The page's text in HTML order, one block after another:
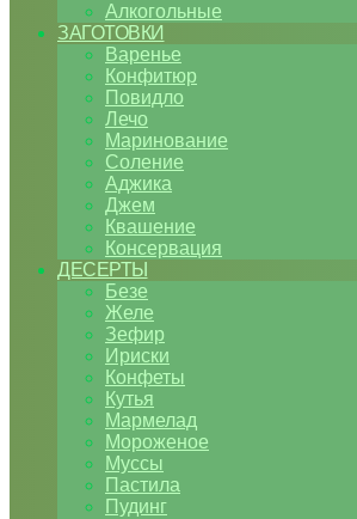
Алкогольные
ЗАГОТОВКИ
Варенье
Конфитюр
Повидло
Лечо
Маринование
Соление
Аджика
Джем
Квашение
Консервация
ДЕСЕРТЫ
Безе
Желе
Зефир
Ириски
Конфеты
Кутья
Мармелад
Мороженое
Муссы
Пастила
Пудинг